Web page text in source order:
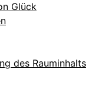
Glück
des Rauminhalts